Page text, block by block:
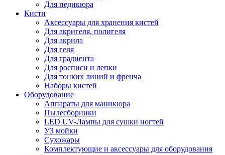
Для педикюра
Кисти
Аксессуары для хранения кистей
Для акригеля, полигеля
Для акрила
Для геля
Для градиента
Для росписи и лепки
Для тонких линий и френча
Наборы кистей
Оборудование
Аппараты для маникюра
Пылесборники
LED UV-Лампы для сушки ногтей
УЗ мойки
Сухожары
Комплектующие и аксессуары для оборудования